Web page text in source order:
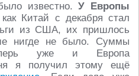
известно.У Европы
Китай с декабря стал
из США, их пришлось
нигде не было. Суммы
уже и Европа
я получил этому ещё